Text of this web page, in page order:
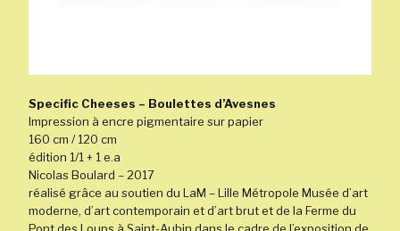
Specific Cheeses – Boulettes d’Avesnes
Impression à encre pigmentaire sur papier
160 cm / 120 cm
édition 1/1 + 1 e.a
Nicolas Boulard – 2017
réalisé grâce au soutien du LaM – Lille Métropole Musée d’art
moderne, d’art contemporain et d’art brut et de la Ferme du